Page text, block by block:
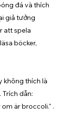
đá và thích
giả tưởng
att spela
böcker,
không thích là
Trích dẫn:
är broccoli." .